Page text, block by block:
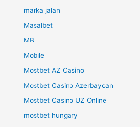
marka jalan
Masalbet
MB
Mobile
Mostbet AZ Casino
Mostbet Casino Azerbaycan
Mostbet Casino UZ Online
mostbet hungary